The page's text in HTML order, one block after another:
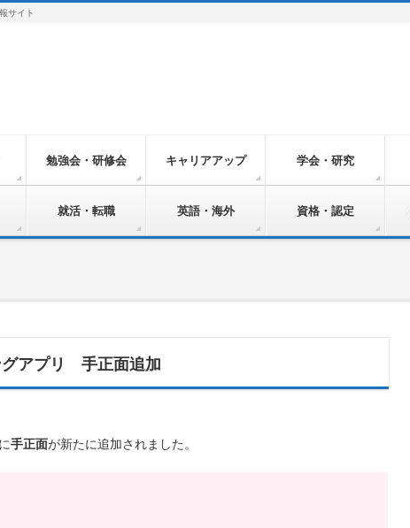
サイト
勉強会・研修会 キャリアアップ 学会・研究
就活・転職 英語・海外 資格・認定
グアプリ 手正面追加
手正面が新たに追加されました。